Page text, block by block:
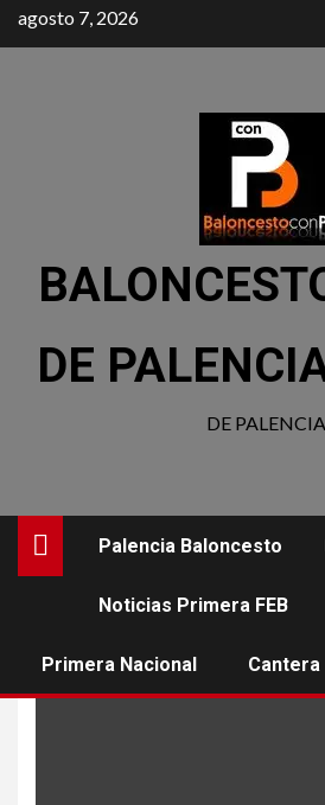
agosto 7, 2026
DE
DE PALENCIA
Palencia Baloncesto
Noticias Primera FEB
Primera Nacional Cantera